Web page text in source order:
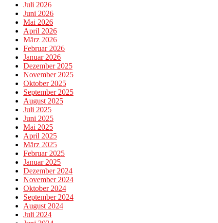
Juli 2026
Juni 2026
Mai 2026
April 2026
März 2026
Februar 2026
Januar 2026
Dezember 2025
November 2025
Oktober 2025
September 2025
August 2025
Juli 2025
Juni 2025
Mai 2025
April 2025
März 2025
Februar 2025
Januar 2025
Dezember 2024
November 2024
Oktober 2024
September 2024
August 2024
Juli 2024